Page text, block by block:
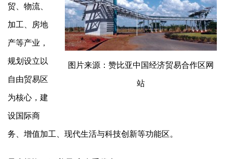
图片来源：赞比亚中国经济贸易合作区网
站
贸、物流、
加工、房地
产等产业，
规划设立以
自由贸易区
为核心，建
设国际商
务、增值加工、现代生活与科技创新等功能区。